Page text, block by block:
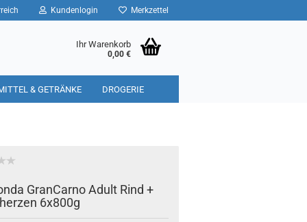
Kundenlogin Merkzettel
Ihr Warenkorb
0,00 €
& GETRÄNKE DROGERIE
GranCarno Adult Rind +
6x800g